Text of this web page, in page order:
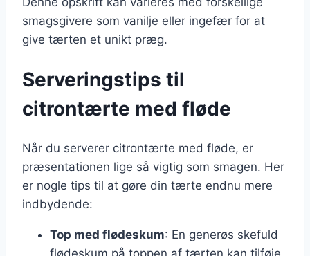
smagsgivere som vanilje eller ingefær for at
give tærten et unikt præg.
Serveringstips til
citrontærte med fløde
Når du serverer citrontærte med fløde, er
præsentationen lige så vigtig som smagen. Her
er nogle tips til at gøre din tærte endnu mere
indbydende:
Top med flødeskum: En generøs skefuld
flødeskum på toppen af tærten kan tilføje